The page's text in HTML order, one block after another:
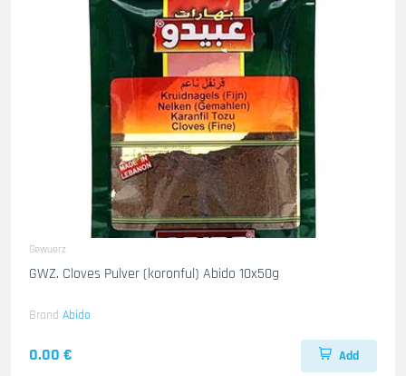
Gewuerz
GWZ. Cloves Pulver (koronful) Abido 10x50g
Brand Abido
0.00 € Add